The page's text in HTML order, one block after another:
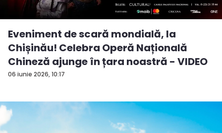
06 iunie 2026, 10:17
Eveniment de scară mondială, la
Chișinău! Celebra Operă Națională
Chineză ajunge în țara noastră - VIDEO